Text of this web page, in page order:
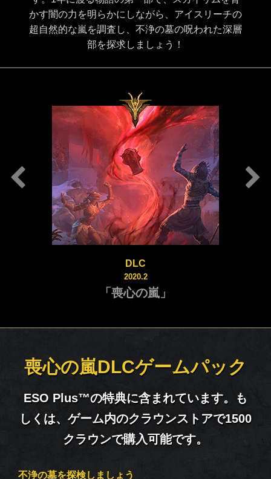
かす闇の力を明らかにしながら、アイスリーチの
超自然的な嵐を調査し、不浄の墓の呪われた深層
部を探求しましょう！
DLC
2020.2
「喪心の嵐」
喪心の嵐DLCゲームパック
ESO Plus™の特典に含まれています。も
しくは、ゲーム内のクラウンストアで1500
クラウンで購入可能です。
不浄の墓を探検しましょう